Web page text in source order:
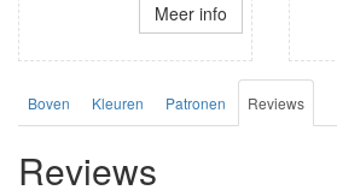
Meer info
Boven Kleuren Patronen Reviews
Reviews